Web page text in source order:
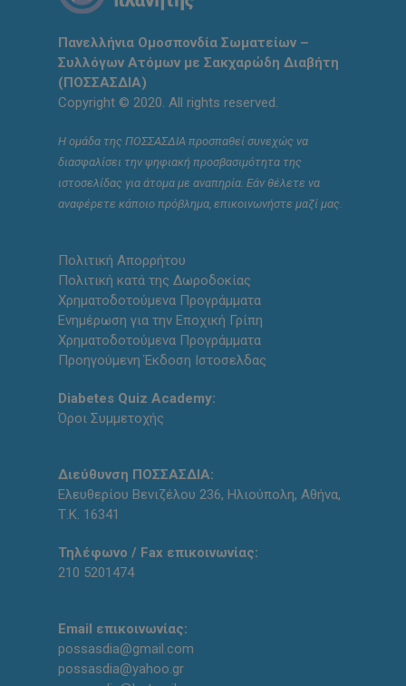
Πανελλήνια Ομοσπονδία Σωματείων –
Συλλόγων Ατόμων με Σακχαρώδη Διαβήτη
(ΠΟΣΣΑΣΔΙΑ)
Copyright © 2020. All rights reserved.
Η ομάδα της ΠΟΣΣΑΣΔΙΑ προσπαθεί συνεχώς να
διασφαλίσει την ψηφιακή προσβασιμότητα της
ιστοσελίδας για άτομα με αναπηρία. Εάν θέλετε να
αναφέρετε κάποιο πρόβλημα, επικοινωνήστε μαζί μας.
Πολιτική Απορρήτου
Πολιτική κατά της Δωροδοκίας
Χρηματοδοτούμενα Προγράμματα
Ενημέρωση για την Εποχική Γρίπη
Χρηματοδοτούμενα Προγράμματα
Προηγούμενη Έκδοση Ιστοσελδας
Diabetes Quiz Academy:
Όροι Συμμετοχής
Διεύθυνση ΠΟΣΣΑΣΔΙΑ:
Ελευθερίου Βενιζέλου 236, Ηλιούπολη, Αθήνα,
Τ.Κ. 16341
Τηλέφωνο / Fax επικοινωνίας:
210 5201474
Email επικοινωνίας:
possasdia@gmail.com
possasdia@yahoo.gr